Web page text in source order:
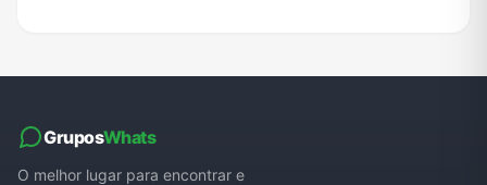
GruposWhats
O melhor lugar para encontrar e